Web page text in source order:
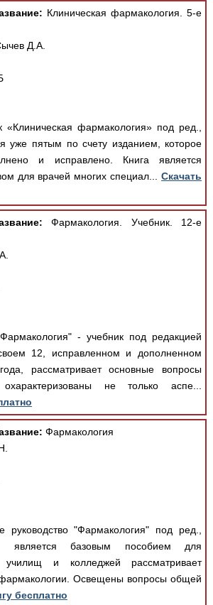
Клиническая фармакология. 5-е
Д.А.
«Клиническая фармакология» под ред.,
уже пятым по счету изданием, которое
и исправлено. Книга является
для врачей многих специал...Скачать
Фармакология. Учебник. 12-е
- учебник под редакцией
12, исправленном и дополненном
рассматривает основные вопросы
охарактеризованы не только аспе...
Фармакология
руководство "Фармакология" под ред.,
базовым пособием для
училищ и колледжей рассматривает
Освещены вопросы общей
бесплатно